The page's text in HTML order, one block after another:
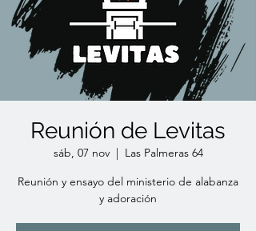
Reunión de Levitas
sáb, 07 nov
  |
Las Palmeras 64
Reunión y ensayo del ministerio de alabanza
y adoración